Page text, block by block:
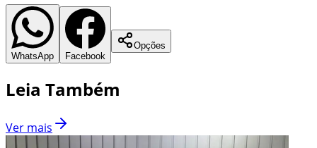
WhatsApp Facebook
Opções
Leia Também
Ver mais